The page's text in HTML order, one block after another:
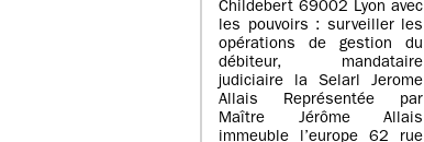
Childebert 69002 Lyon avec
les pouvoirs : surveiller les
opérations de gestion du
débiteur, mandataire
judiciaire la Selarl Jerome
Allais Représentée par
Maître Jérôme Allais
immeuble l’europe 62 rue